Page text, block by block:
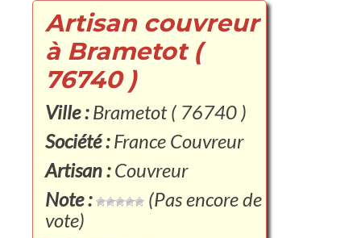
Artisan couvreur
à Brametot (
76740 )
Ville :Brametot ( 76740 )
Société :France Couvreur
Artisan :Couvreur
Note :
(Pas encore de
vote)